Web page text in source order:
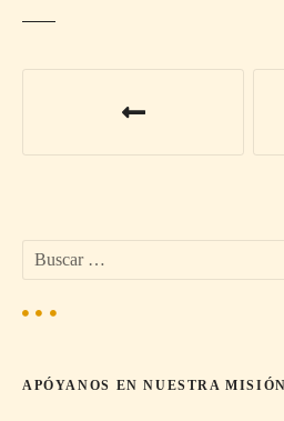
g
a
c
:APÓYANOS EN NUESTRA MISIÓN